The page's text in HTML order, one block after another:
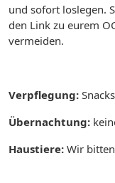
und sofort loslegen.
den Link zu eurem
vermeiden.
Verpflegung:
Übernachtung:
Haustiere: Wir